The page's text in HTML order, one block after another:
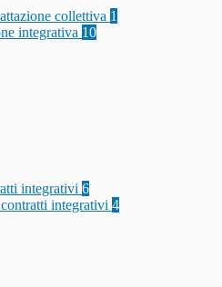
collettiva 1
integrativa 10
integrativi 6
integrativi 4